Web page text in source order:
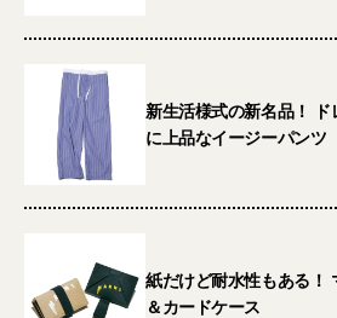
新生活様式の新名品！ ド
に上品なイージーパンツ
紙だけど耐水性もある！
＆カードケース